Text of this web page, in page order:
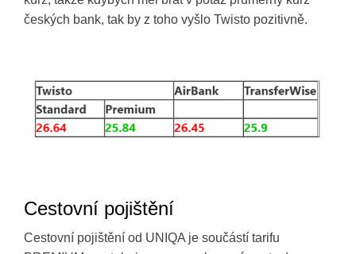
českých bank, tak by z toho vyšlo Twisto pozitivně.
Cestovní pojištění
Cestovní pojištění od UNIQA je součástí tarifu